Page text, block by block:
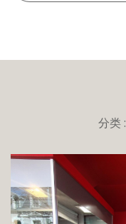
分类 :